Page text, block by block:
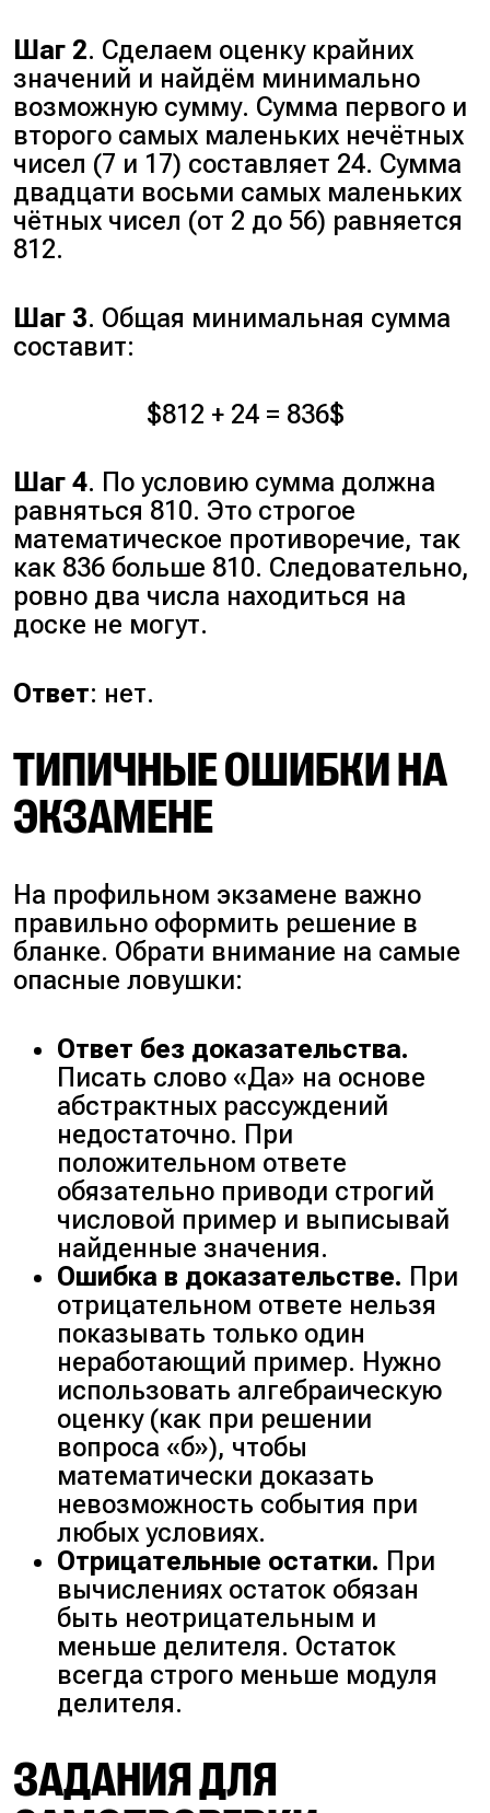
Шаг 2. Сделаем оценку крайних
значений и найдём минимально
возможную сумму. Сумма первого и
второго самых маленьких нечётных
чисел (7 и 17) составляет 24. Сумма
двадцати восьми самых маленьких
чётных чисел (от 2 до 56) равняется
812.
Шаг 3. Общая минимальная сумма
составит:
$812 + 24 = 836$
Шаг 4. По условию сумма должна
равняться 810. Это строгое
математическое противоречие, так
как 836 больше 810. Следовательно,
ровно два числа находиться на
доске не могут.
Ответ: нет.
ТИПИЧНЫЕ ОШИБКИ НА
ЭКЗАМЕНЕ
На профильном экзамене важно
правильно оформить решение в
бланке. Обрати внимание на самые
опасные ловушки:
Ответ без доказательства.
Писать слово «Да» на основе
абстрактных рассуждений
недостаточно. При
положительном ответе
обязательно приводи строгий
числовой пример и выписывай
найденные значения.
Ошибка в доказательстве. При
отрицательном ответе нельзя
показывать только один
неработающий пример. Нужно
использовать алгебраическую
оценку (как при решении
вопроса «б»), чтобы
математически доказать
невозможность события при
любых условиях.
Отрицательные остатки. При
вычислениях остаток обязан
быть неотрицательным и
меньше делителя. Остаток
всегда строго меньше модуля
делителя.
ЗАДАНИЯ ДЛЯ